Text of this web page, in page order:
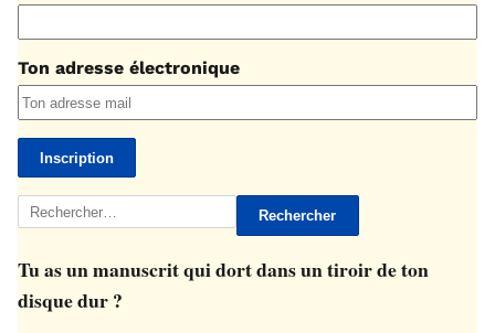
Ton adresse électronique
Rechercher :
Tu as un manuscrit qui dort dans un tiroir de ton
disque dur ?